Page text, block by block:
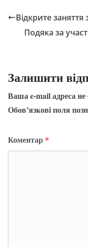
Відкрите заняття
Подяка за
Залишити
Ваша e-mail адреса
Обов’язкові поля
Коментар *